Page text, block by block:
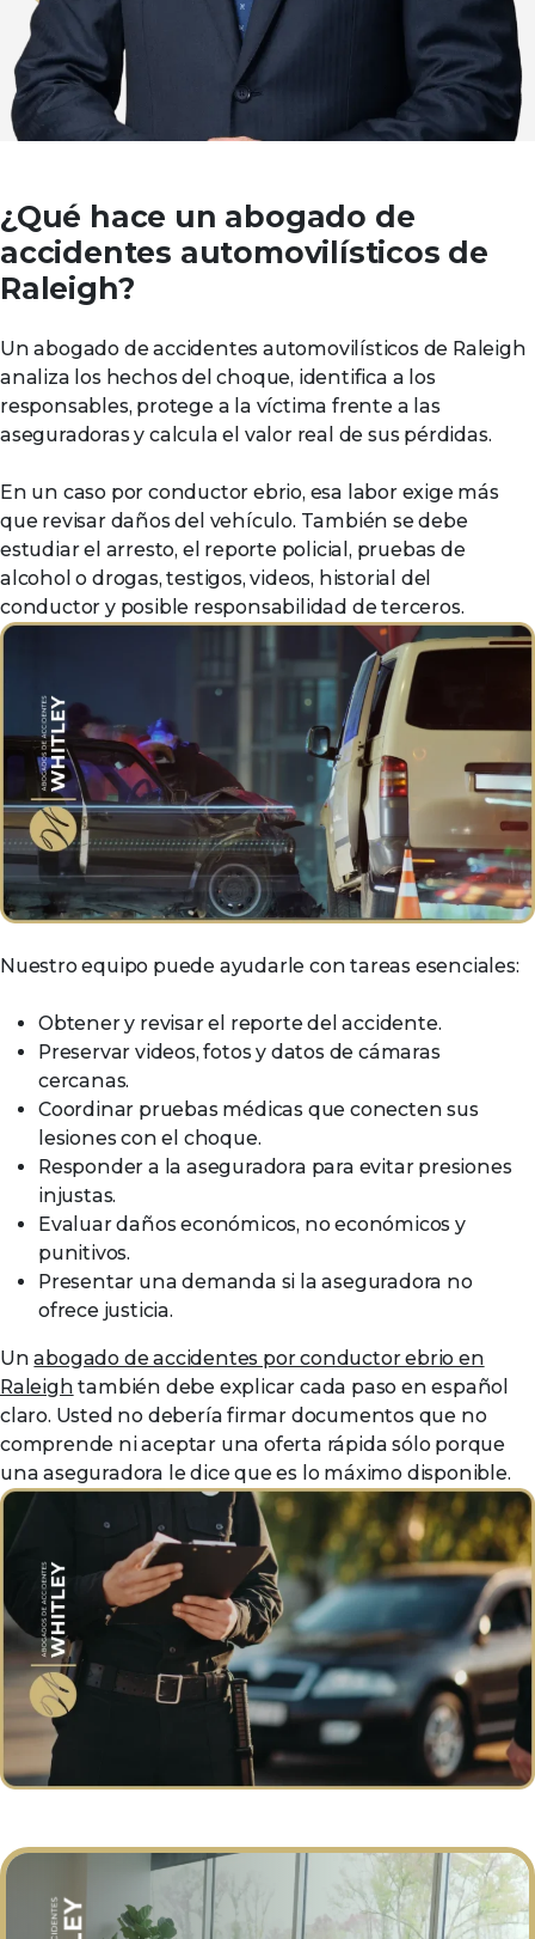
¿Qué hace un abogado de
accidentes automovilísticos de
Raleigh?
Un abogado de accidentes automovilísticos de Raleigh
analiza los hechos del choque, identifica a los
responsables, protege a la víctima frente a las
aseguradoras y calcula el valor real de sus pérdidas.
En un caso por conductor ebrio, esa labor exige más
que revisar daños del vehículo. También se debe
estudiar el arresto, el reporte policial, pruebas de
alcohol o drogas, testigos, videos, historial del
conductor y posible responsabilidad de terceros.
Nuestro equipo puede ayudarle con tareas esenciales:
Obtener y revisar el reporte del accidente.
Preservar videos, fotos y datos de cámaras
cercanas.
Coordinar pruebas médicas que conecten sus
lesiones con el choque.
Responder a la aseguradora para evitar presiones
injustas.
Evaluar daños económicos, no económicos y
punitivos.
Presentar una demanda si la aseguradora no
ofrece justicia.
Unabogado de accidentes por conductor ebrio en
Raleigh también debe explicar cada paso en español
claro. Usted no debería firmar documentos que no
comprende ni aceptar una oferta rápida sólo porque
una aseguradora le dice que es lo máximo disponible.